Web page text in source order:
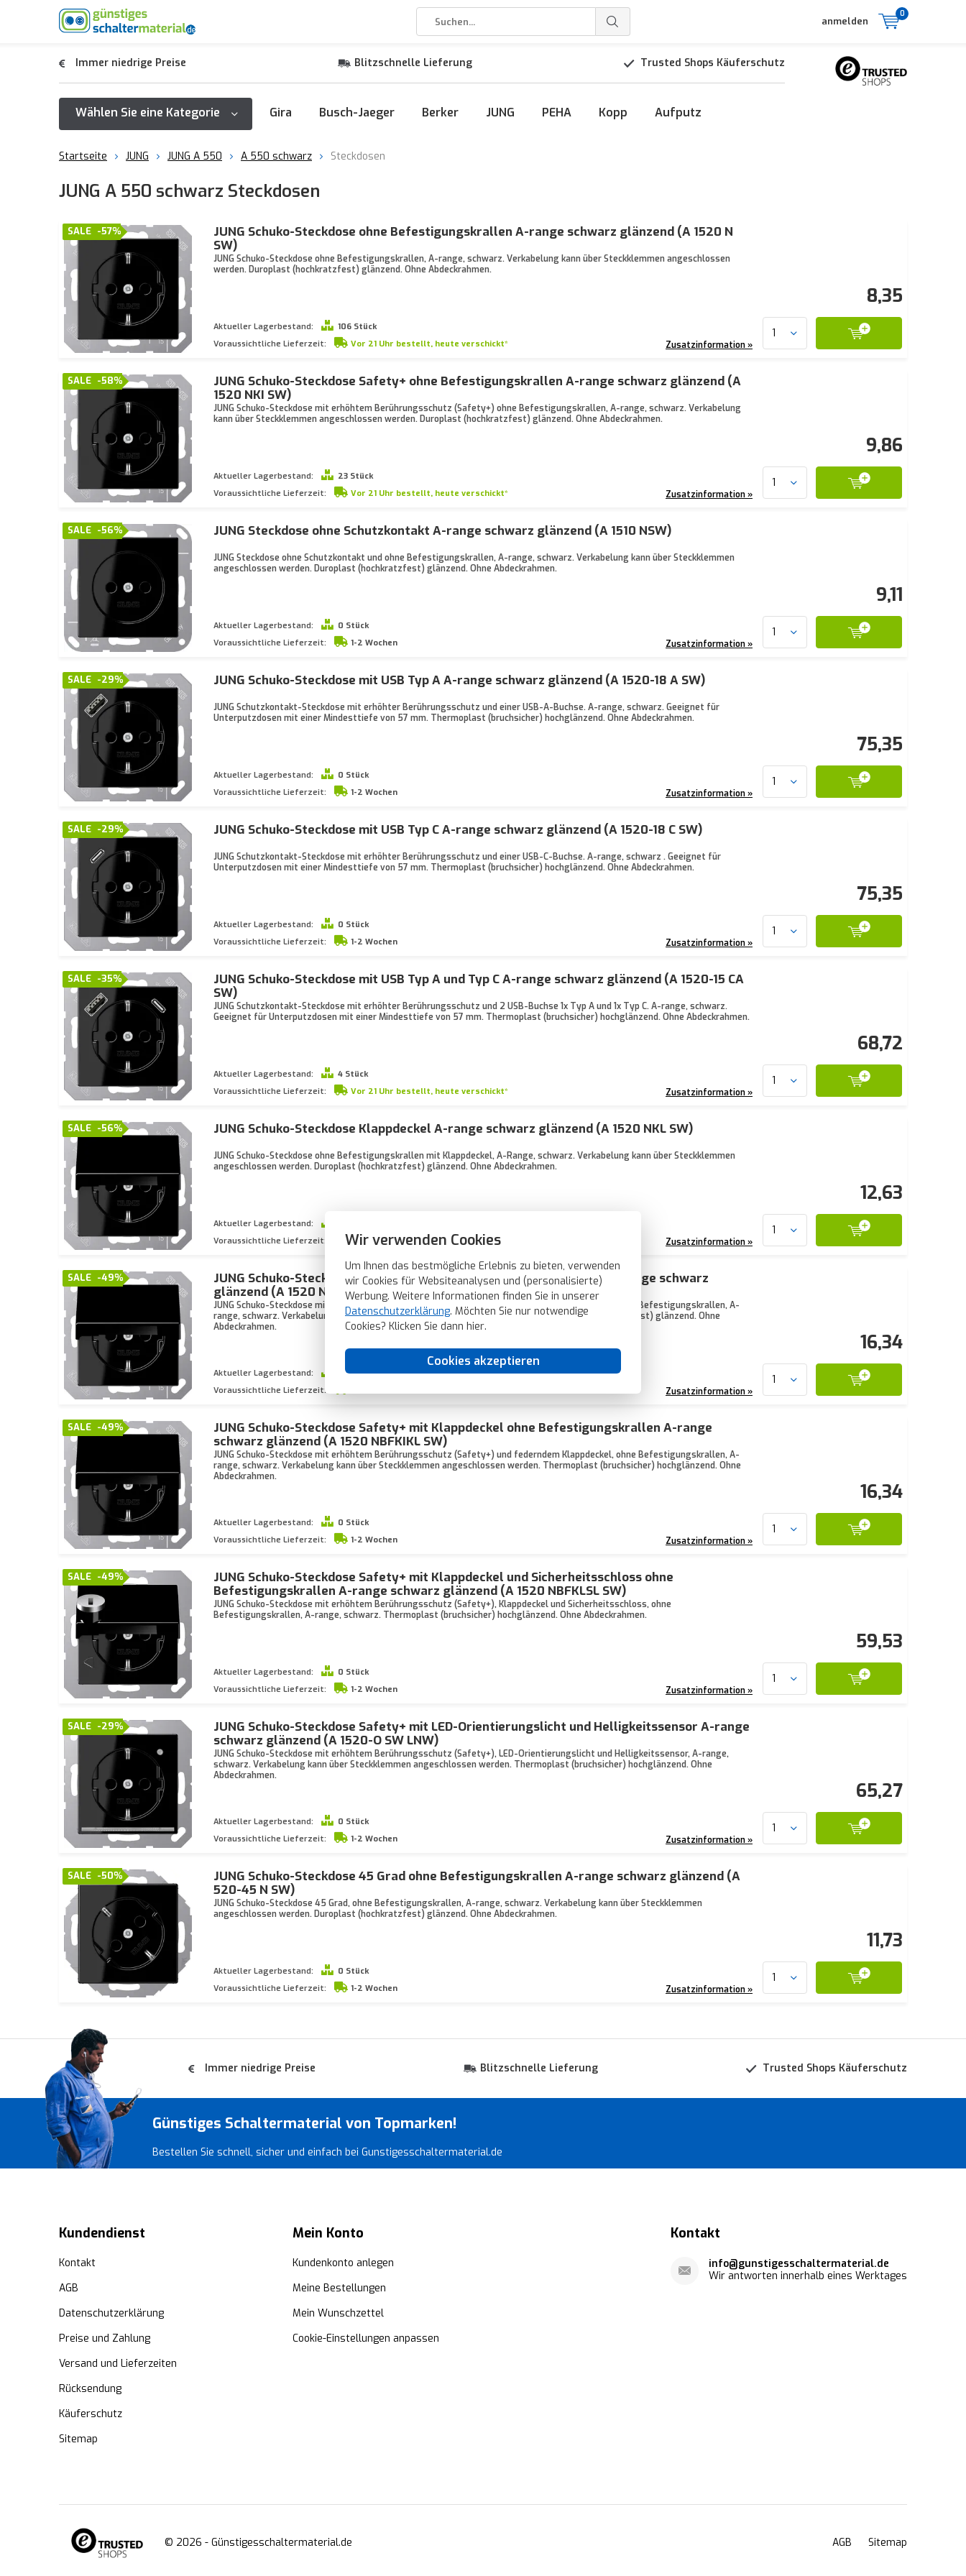
Wir verwenden Cookies
Um Ihnen das bestmögliche Erlebnis zu bieten, verwenden
wir Cookies für Websiteanalysen und (personalisierte)
Werbung. Weitere Informationen finden Sie in unserer
Datenschutzerklärung. Möchten Sie nur notwendige
Cookies? Klicken Sie dann hier.
Cookies akzeptieren
anmelden
0
Immer niedrige Preise Blitzschnelle Lieferung Trusted Shops Käuferschutz
Wählen Sie eine Kategorie Gira Busch-Jaeger Berker JUNG PEHA Kopp Aufputz
Startseite JUNG JUNG A 550 A 550 schwarz Steckdosen
JUNG A 550 schwarz Steckdosen
-57%
SALE
JUNG Schuko-Steckdose ohne Befestigungskrallen A-range schwarz glänzend (A 1520 N
SW)
JUNG Schuko-Steckdose ohne Befestigungskrallen, A-range, schwarz. Verkabelung kann über Steckklemmen angeschlossen
werden. Duroplast (hochkratzfest) glänzend. Ohne Abdeckrahmen.
Aktueller Lagerbestand:
106 Stück
Voraussichtliche Lieferzeit:
Vor 21 Uhr bestellt, heute verschickt*
8,35
Zusatzinformation »
-58%
SALE
JUNG Schuko-Steckdose Safety+ ohne Befestigungskrallen A-range schwarz glänzend (A
1520 NKI SW)
JUNG Schuko-Steckdose mit erhöhtem Berührungsschutz (Safety+) ohne Befestigungskrallen, A-range, schwarz. Verkabelung
kann über Steckklemmen angeschlossen werden. Duroplast (hochkratzfest) glänzend. Ohne Abdeckrahmen.
Aktueller Lagerbestand:
23 Stück
Voraussichtliche Lieferzeit:
Vor 21 Uhr bestellt, heute verschickt*
9,86
Zusatzinformation »
-56%
SALE JUNG Steckdose ohne Schutzkontakt A-range schwarz glänzend (A 1510 NSW)
JUNG Steckdose ohne Schutzkontakt und ohne Befestigungskrallen, A-range, schwarz. Verkabelung kann über Steckklemmen
angeschlossen werden. Duroplast (hochkratzfest) glänzend. Ohne Abdeckrahmen.
Aktueller Lagerbestand:
0 Stück
Voraussichtliche Lieferzeit:
1-2 Wochen
9,11
Zusatzinformation »
-29%
SALE JUNG Schuko-Steckdose mit USB Typ A A-range schwarz glänzend (A 1520-18 A SW)
JUNG Schutzkontakt-Steckdose mit erhöhter Berührungsschutz und einer USB-A-Buchse. A-range, schwarz. Geeignet für
Unterputzdosen mit einer Mindesttiefe von 57 mm. Thermoplast (bruchsicher) hochglänzend. Ohne Abdeckrahmen.
Aktueller Lagerbestand:
0 Stück
Voraussichtliche Lieferzeit:
1-2 Wochen
75,35
Zusatzinformation »
-29%
SALE JUNG Schuko-Steckdose mit USB Typ C A-range schwarz glänzend (A 1520-18 C SW)
JUNG Schutzkontakt-Steckdose mit erhöhter Berührungsschutz und einer USB-C-Buchse. A-range, schwarz . Geeignet für
Unterputzdosen mit einer Mindesttiefe von 57 mm. Thermoplast (bruchsicher) hochglänzend. Ohne Abdeckrahmen.
Aktueller Lagerbestand:
0 Stück
Voraussichtliche Lieferzeit:
1-2 Wochen
75,35
Zusatzinformation »
-35%
SALE
JUNG Schuko-Steckdose mit USB Typ A und Typ C A-range schwarz glänzend (A 1520-15 CA
SW)
JUNG Schutzkontakt-Steckdose mit erhöhter Berührungsschutz und 2 USB-Buchse 1x Typ A und 1x Typ C. A-range, schwarz.
Geeignet für Unterputzdosen mit einer Mindesttiefe von 57 mm. Thermoplast (bruchsicher) hochglänzend. Ohne Abdeckrahmen.
Aktueller Lagerbestand:
4 Stück
Voraussichtliche Lieferzeit:
Vor 21 Uhr bestellt, heute verschickt*
68,72
Zusatzinformation »
-56%
SALE JUNG Schuko-Steckdose Klappdeckel A-range schwarz glänzend (A 1520 NKL SW)
JUNG Schuko-Steckdose ohne Befestigungskrallen mit Klappdeckel, A-Range, schwarz. Verkabelung kann über Steckklemmen
angeschlossen werden. Duroplast (hochkratzfest) glänzend. Ohne Abdeckrahmen.
Aktueller Lagerbestand:
Voraussichtliche Lieferzeit:
Vor 21 Uhr bestellt, heute verschickt*
12,63
Zusatzinformation »
-49%
SALE
JUNG Schuko-Steckdose erhöhtem Berührungsschutz Klappdeckel A-range schwarz
glänzend (A 1520 NKIKL SW)
JUNG Schuko-Steckdose mit erhöhtem Berührungsschutz (Safety+) und federndem Klappdeckel, ohne Befestigungskrallen, A-
range, schwarz. Verkabelung kann über Steckklemmen angeschlossen werden. Duroplast (hochkratzfest) glänzend. Ohne
Abdeckrahmen.
Aktueller Lagerbestand:
0 Stück
Voraussichtliche Lieferzeit:
16,34
Zusatzinformation »
-49%
SALE
JUNG Schuko-Steckdose Safety+ mit Klappdeckel ohne Befestigungskrallen A-range
schwarz glänzend (A 1520 NBFKIKL SW)
JUNG Schuko-Steckdose mit erhöhtem Berührungsschutz (Safety+) und federndem Klappdeckel, ohne Befestigungskrallen, A-
range, schwarz. Verkabelung kann über Steckklemmen angeschlossen werden. Thermoplast (bruchsicher) hochglänzend. Ohne
Abdeckrahmen.
Aktueller Lagerbestand:
0 Stück
Voraussichtliche Lieferzeit:
1-2 Wochen
16,34
Zusatzinformation »
-49%
SALE
JUNG Schuko-Steckdose Safety+ mit Klappdeckel und Sicherheitsschloss ohne
Befestigungskrallen A-range schwarz glänzend (A 1520 NBFKLSL SW)
JUNG Schuko-Steckdose mit erhöhtem Berührungsschutz (Safety+), Klappdeckel und Sicherheitsschloss, ohne
Befestigungskrallen, A-range, schwarz. Thermoplast (bruchsicher) hochglänzend. Ohne Abdeckrahmen.
Aktueller Lagerbestand:
0 Stück
Voraussichtliche Lieferzeit:
1-2 Wochen
59,53
Zusatzinformation »
-29%
SALE
JUNG Schuko-Steckdose Safety+ mit LED-Orientierungslicht und Helligkeitssensor A-range
schwarz glänzend (A 1520-O SW LNW)
JUNG Schuko-Steckdose mit erhöhtem Berührungsschutz (Safety+), LED-Orientierungslicht und Helligkeitssensor, A-range,
schwarz. Verkabelung kann über Steckklemmen angeschlossen werden. Thermoplast (bruchsicher) hochglänzend. Ohne
Abdeckrahmen.
Aktueller Lagerbestand:
0 Stück
Voraussichtliche Lieferzeit:
1-2 Wochen
65,27
Zusatzinformation »
-50%
SALE
JUNG Schuko-Steckdose 45 Grad ohne Befestigungskrallen A-range schwarz glänzend (A
520-45 N SW)
JUNG Schuko-Steckdose 45 Grad, ohne Befestigungskrallen, A-range, schwarz. Verkabelung kann über Steckklemmen
angeschlossen werden. Duroplast (hochkratzfest) glänzend. Ohne Abdeckrahmen.
Aktueller Lagerbestand:
0 Stück
Voraussichtliche Lieferzeit:
1-2 Wochen
11,73
Zusatzinformation »
Immer niedrige Preise Blitzschnelle Lieferung Trusted Shops Käuferschutz
Günstiges Schaltermaterial von Topmarken!
Bestellen Sie schnell, sicher und einfach bei Gunstigesschaltermaterial.de
Kundendienst
Kontakt
AGB
Datenschutzerklärung
Preise und Zahlung
Versand und Lieferzeiten
Rücksendung
Käuferschutz
Sitemap
Mein Konto
Kundenkonto anlegen
Meine Bestellungen
Mein Wunschzettel
Cookie-Einstellungen anpassen
Kontakt
info@gunstigesschaltermaterial.de
Wir antworten innerhalb eines Werktages
© 2026 - Günstigesschaltermaterial.de AGB Sitemap